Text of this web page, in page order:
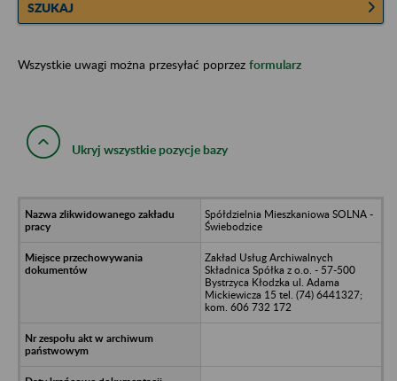
SZUKAJ
Wszystkie uwagi można przesyłać poprzez formularz
Ukryj wszystkie pozycje bazy
Spółdzielnia Mieszkaniowa SOLNA -
Świebodzice
Zakład Usług Archiwalnych
Składnica Spółka z o.o. - 57-500
Bystrzyca Kłodzka ul. Adama
Mickiewicza 15 tel. (74) 6441327;
kom. 606 732 172